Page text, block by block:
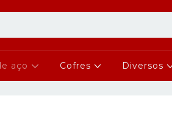
aço Cofres Diversos